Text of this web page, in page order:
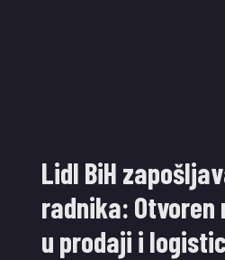
Lidl BiH
radnika:
u prodaji i